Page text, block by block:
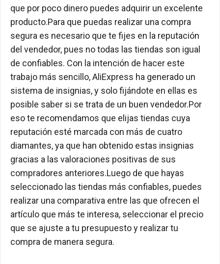
que por poco dinero puedes adquirir un excelente
producto.Para que puedas realizar una compra
segura es necesario que te fijes en la reputación
del vendedor, pues no todas las tiendas son igual
de confiables. Con la intención de hacer este
trabajo más sencillo, AliExpress ha generado un
sistema de insignias, y solo fijándote en ellas es
posible saber si se trata de un buen vendedor.Por
eso te recomendamos que elijas tiendas cuya
reputación esté marcada con más de cuatro
diamantes, ya que han obtenido estas insignias
gracias a las valoraciones positivas de sus
compradores anteriores.Luego de que hayas
seleccionado las tiendas más confiables, puedes
realizar una comparativa entre las que ofrecen el
artículo que más te interesa, seleccionar el precio
que se ajuste a tu presupuesto y realizar tu
compra de manera segura.